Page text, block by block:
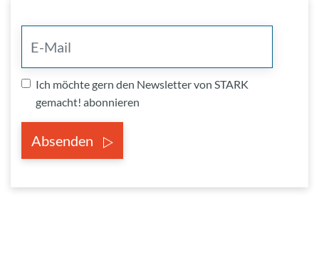
Ich möchte gern den Newsletter von STARK
gemacht! abonnieren
Absenden